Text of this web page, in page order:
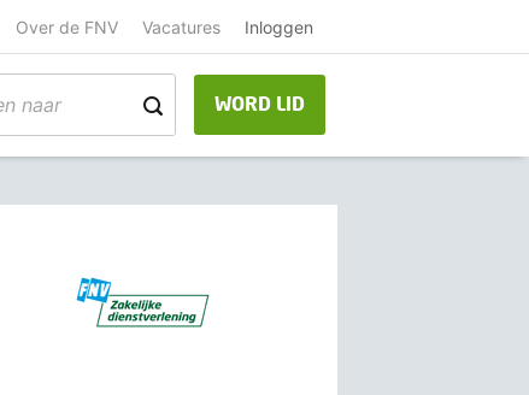
Over de FNV Vacatures Inloggen
WORD LID